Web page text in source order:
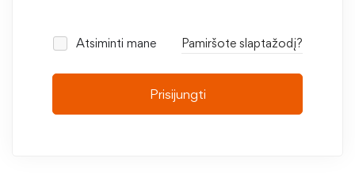
Atsiminti mane Pamiršote slaptažodį?
Prisijungti